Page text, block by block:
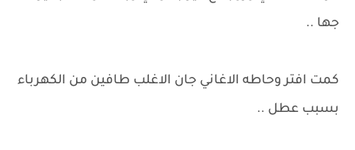
جها ..
كمت افتر وحاطه الاغاني جان الاغلب طافين من الكهرباء
بسبب عطل ..